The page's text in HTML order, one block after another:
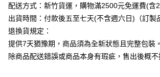
下單前請先詢問庫存
每筆NT$130，滿NT$2,500(含以上)免運費
配送方式：新竹貨運，購物滿2500元免運費(含
出貨時間：付款後五至七天(不含週六日)（訂製
退換貨規定：
提供7天猶豫期，商品須為全新狀態且完整包裝。
除商品配送錯誤或商品本身有瑕疵，售出後概不